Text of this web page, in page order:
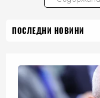
ПОСЛЕДНИ НОВИНИ